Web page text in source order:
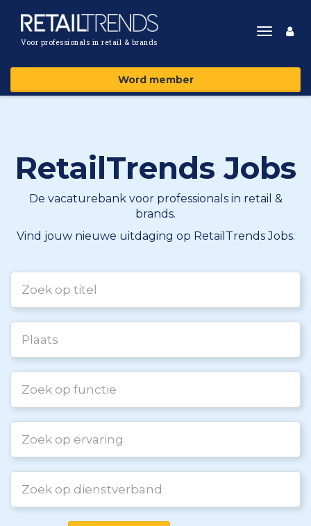
Voor professionals in retail & brands
Toggle
Word member
RetailTrends Jobs
De vacaturebank voor professionals in retail &
brands.
Vind jouw nieuwe uitdaging op RetailTrends Jobs.